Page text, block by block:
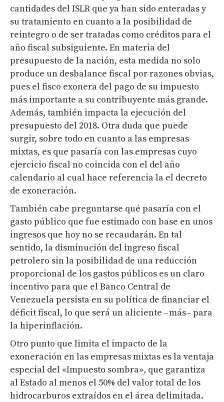
cantidades del ISLR que ya han sido enteradas y
su tratamiento en cuanto a la posibilidad de
reintegro o de ser tratadas como créditos para el
año fiscal subsiguiente. En materia del
presupuesto de la nación, esta medida no solo
produce un desbalance fiscal por razones obvias,
pues el fisco exonera del pago de su impuesto
más importante a su contribuyente más grande.
Además, también impacta la ejecución del
presupuesto del 2018. Otra duda que puede
surgir, sobre todo en cuanto a las empresas
mixtas, es que pasaría con las empresas cuyo
ejercicio fiscal no coincida con el del año
calendario al cual hace referencia la el decreto
de exoneración.
También cabe preguntarse qué pasaría con el
gasto público que fue estimado con base en unos
ingresos que hoy no se recaudarán. En tal
sentido, la disminución del ingreso fiscal
petrolero sin la posibilidad de una reducción
proporcional de los gastos públicos es un claro
incentivo para que el Banco Central de
Venezuela persista en su política de financiar el
déficit fiscal, lo que será un aliciente –más– para
la hiperinflación.
Otro punto que limita el impacto de la
exoneración en las empresas mixtas es la ventaja
especial del «Impuesto sombra», que garantiza
al Estado al menos el 50% del valor total de los
hidrocarburos extraídos en el área delimitada.